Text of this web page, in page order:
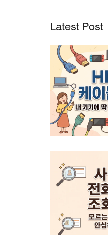
Latest Post